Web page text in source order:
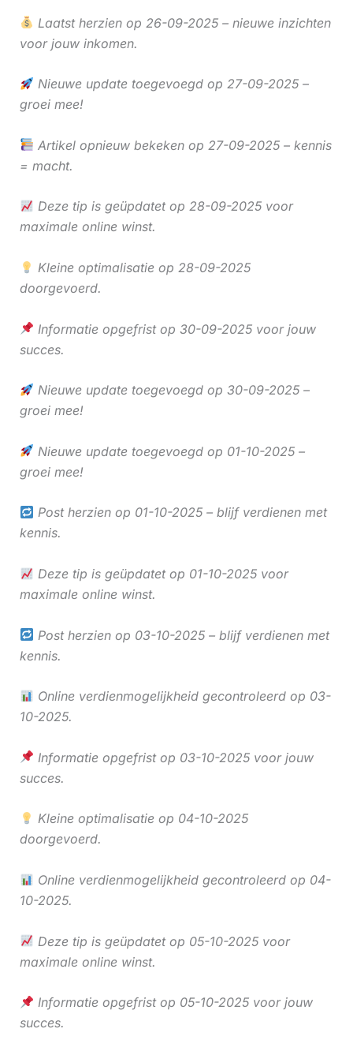
Laatst herzien op 26-09-2025 – nieuwe inzichten
voor jouw inkomen.
Nieuwe update toegevoegd op 27-09-2025 –
groei mee!
Artikel opnieuw bekeken op 27-09-2025 – kennis
= macht.
Deze tip is geüpdatet op 28-09-2025 voor
maximale online winst.
Kleine optimalisatie op 28-09-2025
doorgevoerd.
Informatie opgefrist op 30-09-2025 voor jouw
succes.
Nieuwe update toegevoegd op 30-09-2025 –
groei mee!
Nieuwe update toegevoegd op 01-10-2025 –
groei mee!
Post herzien op 01-10-2025 – blijf verdienen met
kennis.
Deze tip is geüpdatet op 01-10-2025 voor
maximale online winst.
Post herzien op 03-10-2025 – blijf verdienen met
kennis.
Online verdienmogelijkheid gecontroleerd op 03-
10-2025.
Informatie opgefrist op 03-10-2025 voor jouw
succes.
Kleine optimalisatie op 04-10-2025
doorgevoerd.
Online verdienmogelijkheid gecontroleerd op 04-
10-2025.
Deze tip is geüpdatet op 05-10-2025 voor
maximale online winst.
Informatie opgefrist op 05-10-2025 voor jouw
succes.